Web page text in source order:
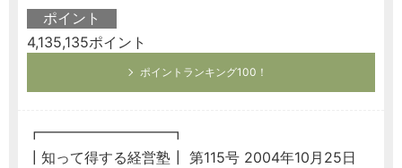
ポイント
4,135,135ポイント
ポイントランキング100！
┏━━━━━━━━━┓
┃知って得する経営塾┃ 第115号 2004年10月25日